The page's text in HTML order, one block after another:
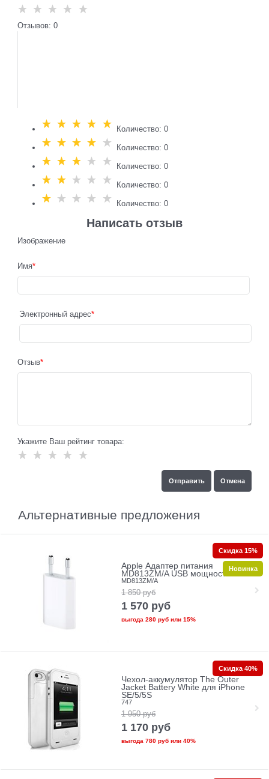
Отзывов: 0
Количество: 0
Количество: 0
Количество: 0
Количество: 0
Количество: 0
Написать отзыв
Изображение
Имя
Электронный адрес
Отзыв
Укажите Ваш рейтинг товара:
Альтернативные предложения
Apple Адаптер питания
MD813ZM/A USB мощностью 5 Вт
MD813ZM/A
1 850 руб
1 570 руб
выгода 280 рубили 15%
Скидка 15%
Новинка
Чехол-аккумулятор The Outer
Jacket Battery White для iPhone
SE/5/5S
747
1 950 руб
1 170 руб
выгода 780 рубили 40%
Скидка 40%